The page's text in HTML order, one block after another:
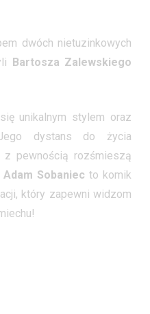
dwóch nietuzinkowych
Bartosza Zalewskiego
unikalnym stylem oraz
dystans do życia
pewnością rozśmieszą
Adam Sobaniec to komik
który zapewni widzom